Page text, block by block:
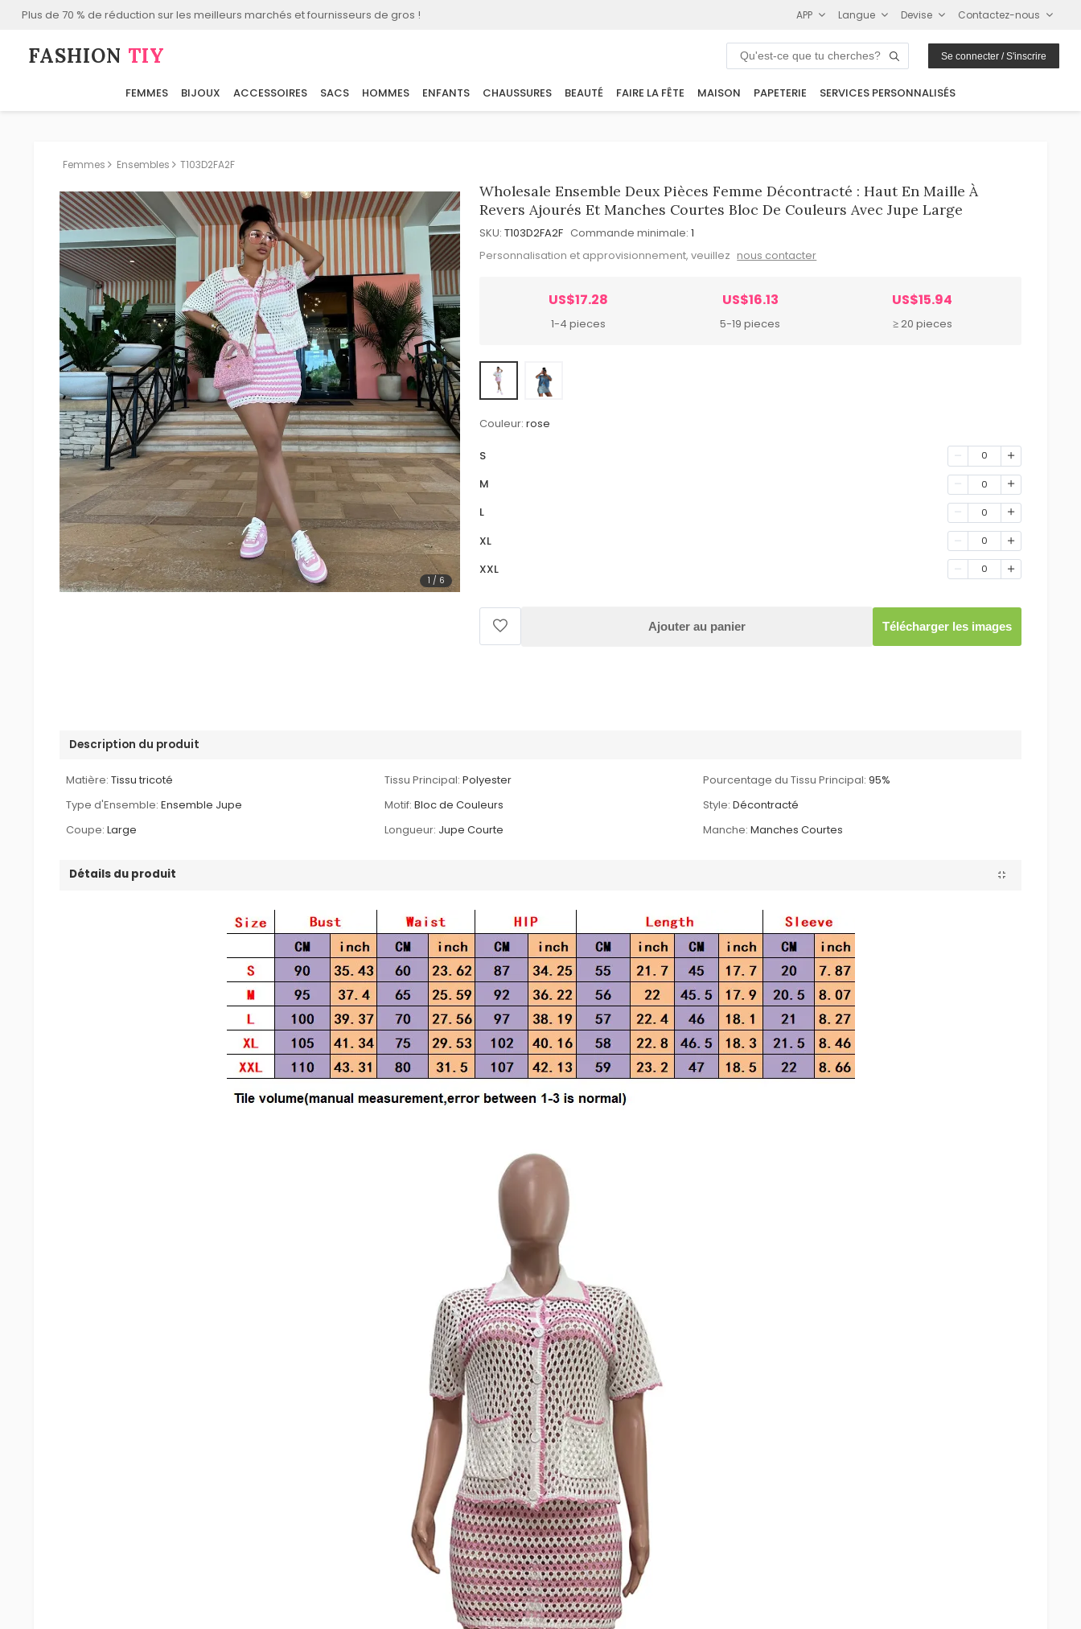
Plus de 70 % de réduction sur les meilleurs marchés et fournisseurs de gros ! APP Langue Devise Contactez-nous
FASHION⁠ TIY Se connecter / S'inscrire
FEMMES BIJOUX ACCESSOIRES SACS HOMMES ENFANTS CHAUSSURES BEAUTÉ FAIRE LA FÊTE MAISON PAPETERIE SERVICES PERSONNALISÉS
Femmes Ensembles T103D2FA2F
1 / 6
Wholesale Ensemble Deux Pièces Femme Décontracté : Haut En Maille À
Revers Ajourés Et Manches Courtes Bloc De Couleurs Avec Jupe Large
SKU: T103D2FA2F Commande minimale: 1
Personnalisation et approvisionnement, veuillez nous contacter
US$17.28
1-4 pieces
US$16.13
5-19 pieces
US$15.94
≥ 20 pieces
Couleur: rose
S 0
M 0
L 0
XL 0
XXL 0
Ajouter au panier Télécharger les images
Description du produit
Matière: Tissu tricoté Tissu Principal: Polyester Pourcentage du Tissu Principal: 95%
Type d'Ensemble: Ensemble Jupe Motif: Bloc de Couleurs Style: Décontracté
Coupe: Large Longueur: Jupe Courte Manche: Manches Courtes
Détails du produit